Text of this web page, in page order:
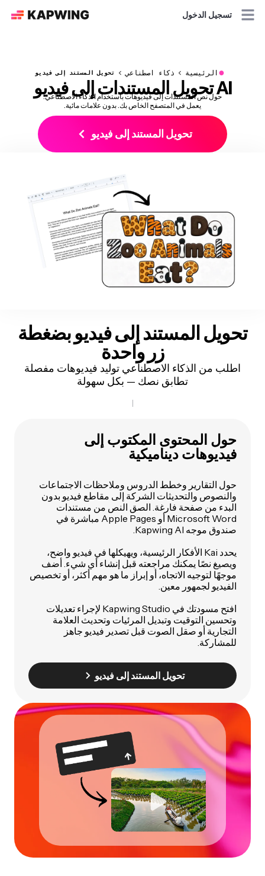
تسجيل الدخول
● الرئيسية ذكاء اصطناعي تحويل المستند إلى فيديو
AI تحويل المستندات إلى فيديوحول نص المستندات إلى فيديوهات باستخدام الذكاء الاصطناعي.
يعمل في المتصفح الخاص بك. بدون علامات مائية.
تحويل المستند إلى فيديو
تحويل المستند إلى فيديو بضغطة
زر واحدة
اطلب من الذكاء الاصطناعي توليد فيديوهات مفصلة
تطابق نصك — بكل سهولة
حول المحتوى المكتوب إلى
فيديوهات ديناميكية
حول التقارير وخطط الدروس وملاحظات الاجتماعات
والنصوص والتحديثات الشركة إلى مقاطع فيديو بدون
البدء من صفحة فارغة. الصق النص من مستندات
Microsoft Word أو Apple Pages مباشرة في
صندوق موجه Kapwing AI.
يحدد Kai الأفكار الرئيسية، ويهيكلها في فيديو واضح،
ويصيغ نصًا يمكنك مراجعته قبل إنشاء أي شيء. أضف
موجهًا لتوجيه الاتجاه، أو إبراز ما هو مهم أكثر، أو تخصيص
الفيديو لجمهور معين.
افتح مسودتك في Kapwing Studio لإجراء تعديلات
وتحسين التوقيت وتبديل المرئيات وتحديث العلامة
التجارية أو صقل الصوت قبل تصدير فيديو جاهز
للمشاركة.
تحويل المستند إلى فيديو